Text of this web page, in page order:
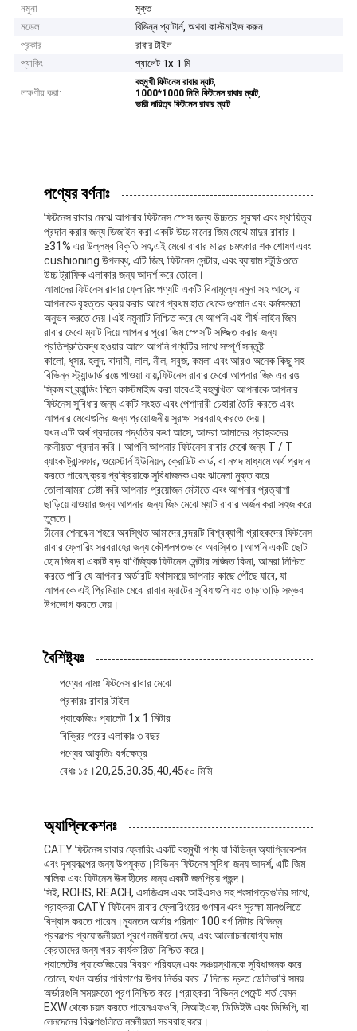
বাড়ি
পণ্য
ভিডিও
নমুনা
মুক্ত
মডেল
বিভিন্ন প্যাটার্ন, অথবা কাস্টমাইজ করুন
প্রকার
রাবার টাইল
প্যাকিং
প্যালেট 1x 1 মি
লক্ষণীয় করা:
বহুমুখী ফিটনেস রাবার ম্যাট,
1000*1000 মিমি ফিটনেস রাবার ম্যাট,
ভারী দায়িত্ব ফিটনেস রাবার ম্যাট
পণ্যের বর্ণনাঃ
ফিটনেস রাবার মেঝে আপনার ফিটনেস স্পেস জন্য উচ্চতর সুরক্ষা এবং স্থায়িত্ব
প্রদান করার জন্য ডিজাইন করা একটি উচ্চ মানের জিম মেঝে মাদুর রাবার।
≥31% এর উল্লম্ব বিকৃতি সহ,এই মেঝে রাবার মাদুর চমৎকার শক শোষণ এবং
cushioning উপলব্ধ, এটি জিম, ফিটনেস সেন্টার, এবং ব্যায়াম স্টুডিওতে
উচ্চ ট্রাফিক এলাকার জন্য আদর্শ করে তোলে।
আমাদের ফিটনেস রাবার ফ্লোরিং পণ্যটি একটি বিনামূল্যে নমুনা সহ আসে, যা
আপনাকে বৃহত্তর ক্রয় করার আগে প্রথম হাত থেকে গুণমান এবং কর্মক্ষমতা
অনুভব করতে দেয়।এই নমুনাটি নিশ্চিত করে যে আপনি এই শীর্ষ-লাইন জিম
রাবার মেঝে ম্যাট দিয়ে আপনার পুরো জিম স্পেসটি সজ্জিত করার জন্য
প্রতিশ্রুতিবদ্ধ হওয়ার আগে আপনি পণ্যটির সাথে সম্পূর্ণ সন্তুষ্ট.
কালো, ধূসর, হলুদ, বাদামী, লাল, নীল, সবুজ, কমলা এবং আরও অনেক কিছু সহ
বিভিন্ন স্ট্যান্ডার্ড রঙে পাওয়া যায়,ফিটনেস রাবার মেঝে আপনার জিম এর রঙ
স্কিম বা ব্র্যান্ডিং মিলে কাস্টমাইজ করা যাবেএই বহুমুখিতা আপনাকে আপনার
ফিটনেস সুবিধার জন্য একটি সংহত এবং পেশাদারী চেহারা তৈরি করতে এবং
আপনার মেঝেগুলির জন্য প্রয়োজনীয় সুরক্ষা সরবরাহ করতে দেয়।
যখন এটি অর্থ প্রদানের পদ্ধতির কথা আসে, আমরা আমাদের গ্রাহকদের
নমনীয়তা প্রদান করি। আপনি আপনার ফিটনেস রাবার মেঝে জন্য T / T
ব্যাংক ট্রান্সফার, ওয়েস্টার্ন ইউনিয়ন, ক্রেডিট কার্ড, বা নগদ মাধ্যমে অর্থ প্রদান
করতে পারেন,ক্রয় প্রক্রিয়াকে সুবিধাজনক এবং ঝামেলা মুক্ত করে
তোলাআমরা চেষ্টা করি আপনার প্রয়োজন মেটাতে এবং আপনার প্রত্যাশা
ছাড়িয়ে যাওয়ার জন্য আপনার জন্য জিম মেঝে ম্যাট রাবার অর্জন করা সহজ করে
তুলতে।
চীনের শেনঝেন শহরে অবস্থিত আমাদের বন্দরটি বিশ্বব্যাপী গ্রাহকদের ফিটনেস
রাবার ফ্লোরিং সরবরাহের জন্য কৌশলগতভাবে অবস্থিত।আপনি একটি ছোট
হোম জিম বা একটি বড় বাণিজ্যিক ফিটনেস সেন্টার সজ্জিত কিনা, আমরা নিশ্চিত
করতে পারি যে আপনার অর্ডারটি যথাসময়ে আপনার কাছে পৌঁছে যাবে, যা
আপনাকে এই প্রিমিয়াম মেঝে রাবার ম্যাটের সুবিধাগুলি যত তাড়াতাড়ি সম্ভব
উপভোগ করতে দেয়।
বৈশিষ্ট্যঃ
পণ্যের নামঃ ফিটনেস রাবার মেঝে
প্রকারঃ রাবার টাইল
প্যাকেজিংঃ প্যালেট 1x 1 মিটার
বিক্রির পরের এলাকাঃ ৩ বছর
পণ্যের আকৃতিঃ বর্গক্ষেত্র
বেধঃ ১৫।20,25,30,35,40,45৫০ মিমি
অ্যাপ্লিকেশনঃ
CATY ফিটনেস রাবার ফ্লোরিং একটি বহুমুখী পণ্য যা বিভিন্ন অ্যাপ্লিকেশন
এবং দৃশ্যকল্পের জন্য উপযুক্ত।বিভিন্ন ফিটনেস সুবিধা জন্য আদর্শ, এটি জিম
মালিক এবং ফিটনেস উত্সাহীদের জন্য একটি জনপ্রিয় পছন্দ।
সিই, ROHS, REACH, এসজিএস এবং আইএসও সহ শংসাপত্রগুলির সাথে,
গ্রাহকরা CATY ফিটনেস রাবার ফ্লোরিংয়ের গুণমান এবং সুরক্ষা মানগুলিতে
বিশ্বাস করতে পারেন।ন্যূনতম অর্ডার পরিমাণ 100 বর্গ মিটার বিভিন্ন
প্রকল্পের প্রয়োজনীয়তা পূরণে নমনীয়তা দেয়, এবং আলোচনাযোগ্য দাম
ক্রেতাদের জন্য খরচ কার্যকারিতা নিশ্চিত করে।
প্যালেটের প্যাকেজিংয়ের বিবরণ পরিবহন এবং সঞ্চয়স্থানকে সুবিধাজনক করে
তোলে, যখন অর্ডার পরিমাণের উপর নির্ভর করে 7 দিনের দ্রুত ডেলিভারি সময়
অর্ডারগুলি সময়মতো পূরণ নিশ্চিত করে।গ্রাহকরা বিভিন্ন পেমেন্ট শর্ত যেমন
EXW থেকে চয়ন করতে পারেনএফওবি, সিআইএফ, ডিডিইউ এবং ডিডিপি, যা
লেনদেনের বিকল্পগুলিতে নমনীয়তা সরবরাহ করে।